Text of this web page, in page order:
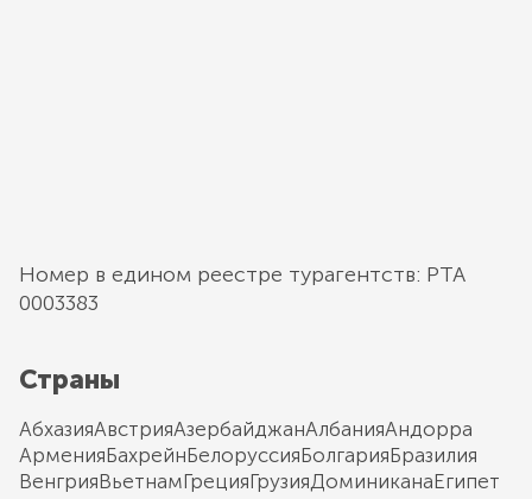
Номер в едином реестре турагентств: РТА
0003383
Страны
АбхазияАвстрияАзербайджанАлбанияАндорра
АрменияБахрейнБелоруссияБолгарияБразилия
ВенгрияВьетнамГрецияГрузияДоминиканаЕгипет